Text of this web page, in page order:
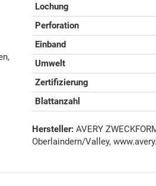
Lochung
Perforation
Einband
Umwelt
Zertifizierung
Blattanzahl
Hersteller: AVERY
Oberlaindern/Valley,